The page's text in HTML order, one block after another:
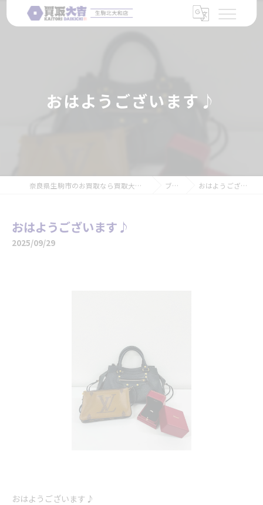
おはようございます♪
奈良県生駒市のお買取なら買取大吉 生駒北大和店 ブログ おはようございます♪
おはようございます♪
2025/09/29
おはようございます♪